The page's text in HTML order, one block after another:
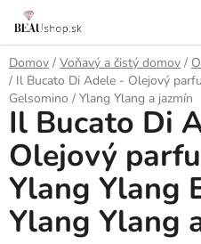
Prejsť
obsah
Domov / Voňavý a čistý domov /
/ Il Bucato Di Adele - Olejový
Gelsomino / Ylang Ylang a jazmín
Il Bucato Di
Olejový
Ylang Ylang
Ylang Ylang